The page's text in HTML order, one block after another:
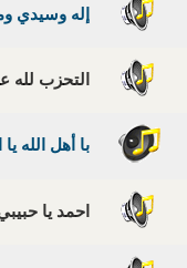
إله وسيدي
التحزب لله
با أهل الله
احمد يا